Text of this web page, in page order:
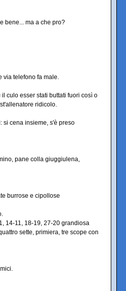
bene... ma a che pro?
via telefono fa male.
culo esser stati buttati fuori così o
ridicolo.
si cena insieme, s'è preso
pane colla giuggiulena,
burrose e cipollose
14-11, 18-19, 27-20 grandiosa
sette, primiera, tre scope con